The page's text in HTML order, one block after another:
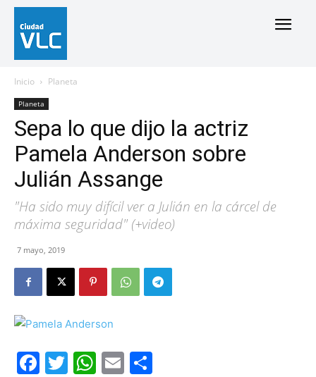
Inicio Planeta
Planeta
Sepa lo que dijo la actriz
Pamela Anderson sobre
Julián Assange
"Ha sido muy difícil ver a Julián en la cárcel de
máxima seguridad" (+video)
7 mayo, 2019
Facebook
Twitter
WhatsApp
Email